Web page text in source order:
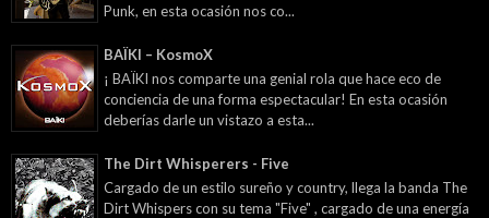
Punk, en esta ocasión nos co...
BAÏKI – KosmoX
¡ BAÏKI nos comparte una genial rola que hace eco de
conciencia de una forma espectacular! En esta ocasión
deberías darle un vistazo a esta...
The Dirt Whisperers - Five
Cargado de un estilo sureño y country, llega la banda The
Dirt Whispers con su tema "Five" , cargado de una energía